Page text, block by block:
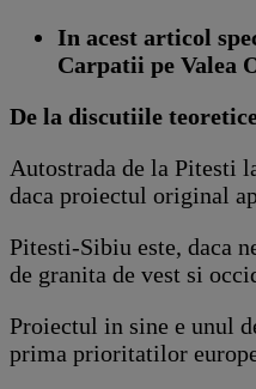
In acest articol
Carpatii pe Valea
De la discutiile
Autostrada de la Pitesti
daca proiectul original
Pitesti-Sibiu este, daca
de granita de vest si
Proiectul in sine e unul
prima prioritatilor